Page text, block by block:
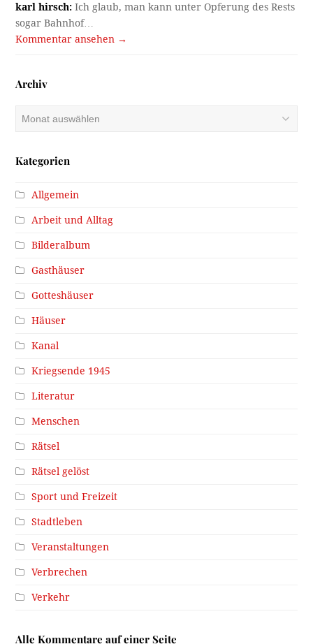
karl hirsch: Ich glaub, man kann unter Opferung des Rests
sogar Bahnhof…
Kommentar ansehen →
Archiv
Archiv
Kategorien
Allgemein
Arbeit und Alltag
Bilderalbum
Gasthäuser
Gotteshäuser
Häuser
Kanal
Kriegsende 1945
Literatur
Menschen
Rätsel
Rätsel gelöst
Sport und Freizeit
Stadtleben
Veranstaltungen
Verbrechen
Verkehr
Alle Kommentare auf einer Seite